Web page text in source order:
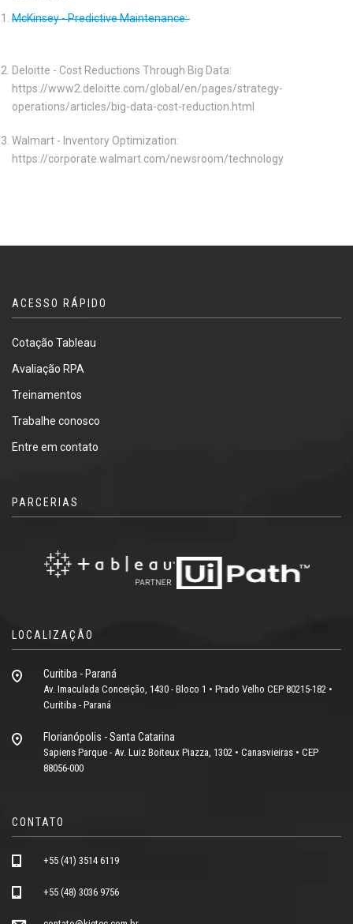
McKinsey - Predictive Maintenance:
Deloitte - Cost Reductions Through Big Data:
https://www2.deloitte.com/global/en/pages/strategy-
operations/articles/big-data-cost-reduction.html
Walmart - Inventory Optimization:
https://corporate.walmart.com/newsroom/technology
ACESSO RÁPIDO
Cotação Tableau
Avaliação RPA
Treinamentos
Trabalhe conosco
Entre em contato
PARCERIAS
LOCALIZAÇÃO
Curitiba - Paraná
Av. Imaculada Conceição, 1430 - Bloco 1 • Prado Velho CEP 80215-182 •
Curitiba - Paraná
Florianópolis - Santa Catarina
Sapiens Parque - Av. Luiz Boiteux Piazza, 1302 • Canasvieiras • CEP
88056-000
CONTATO
+55 (41) 3514 6119
+55 (48) 3036 9756